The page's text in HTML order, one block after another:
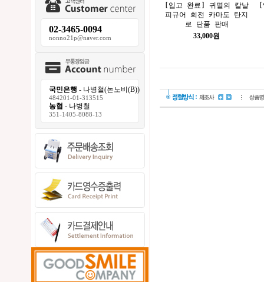
02-3465-0094
nonno21p@naver.com
국민은행 - 나병철(논노비(B))
484201-01-313515
농협 - 나병철
351-1405-8088-13
[입고 완료] 귀멸의 칼날
피규어 희전 카마도 탄지
로 단품 판매
33,000원
[